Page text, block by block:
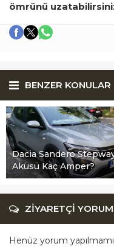
ömrünü
BENZER KONULAR
Dacia Sandero
Aküsü Kaç Amper?
ZİYARETÇİ
Henüz yorum